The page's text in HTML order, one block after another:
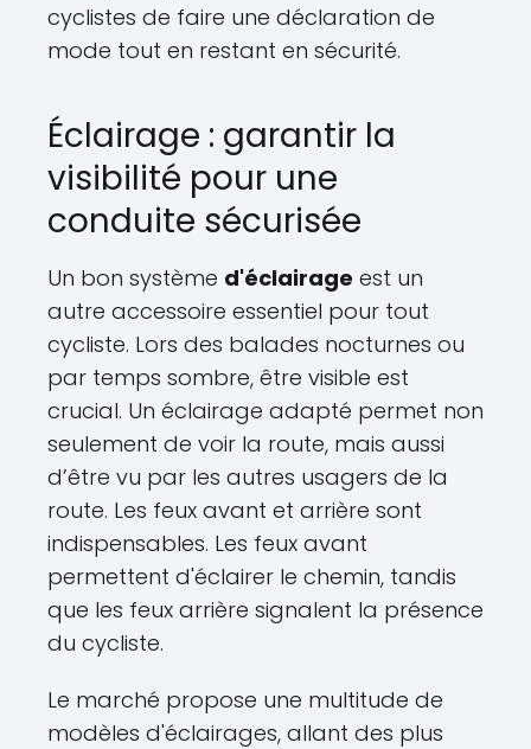
cyclistes de faire une déclaration de
mode tout en restant en sécurité.
Éclairage : garantir la
visibilité pour une
conduite sécurisée
Un bon système d'éclairage est un
autre accessoire essentiel pour tout
cycliste. Lors des balades nocturnes ou
par temps sombre, être visible est
crucial. Un éclairage adapté permet non
seulement de voir la route, mais aussi
d’être vu par les autres usagers de la
route. Les feux avant et arrière sont
indispensables. Les feux avant
permettent d'éclairer le chemin, tandis
que les feux arrière signalent la présence
du cycliste.
Le marché propose une multitude de
modèles d'éclairages, allant des plus